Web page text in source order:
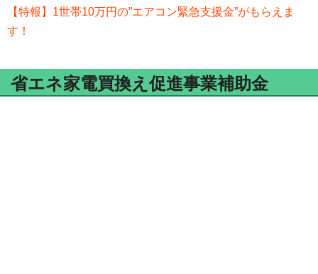
【特報】1世帯10万円の”エアコン緊急支援金”がもらえま
す！
省エネ家電買換え促進事業補助金